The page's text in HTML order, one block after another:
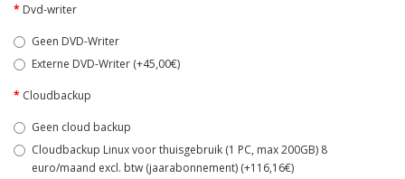
Dvd-writer
Geen DVD-Writer
Externe DVD-Writer (+45,00€)
Cloudbackup
Geen cloud backup
Cloudbackup Linux voor thuisgebruik (1 PC, max 200GB) 8
euro/maand excl. btw (jaarabonnement) (+116,16€)